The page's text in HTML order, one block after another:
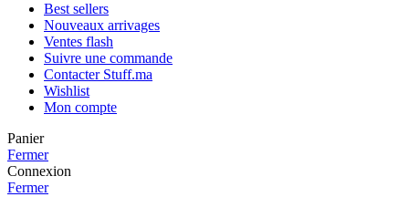
Best sellers
Nouveaux arrivages
Ventes flash
Suivre une commande
Contacter Stuff.ma
Wishlist
Mon compte
Panier
Fermer
Connexion
Fermer